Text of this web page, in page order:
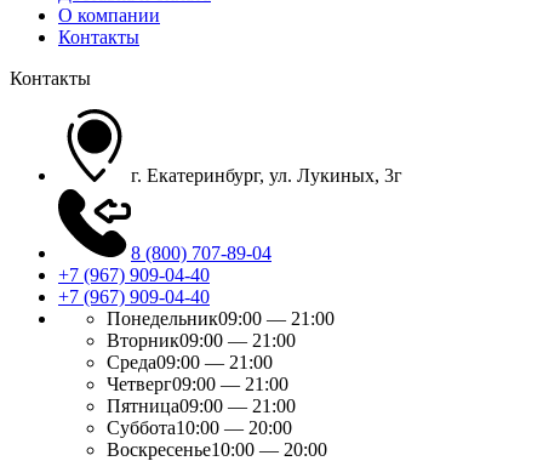
О компании
Контакты
Контакты
г. Екатеринбург, ул. Лукиных, 3г
8 (800) 707-89-04
+7 (967) 909-04-40
+7 (967) 909-04-40
Понедельник09:00 — 21:00
Вторник09:00 — 21:00
Среда09:00 — 21:00
Четверг09:00 — 21:00
Пятница09:00 — 21:00
Суббота10:00 — 20:00
Воскресенье10:00 — 20:00